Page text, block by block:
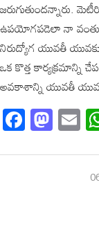
జరుగుతుందన్నారు.
ఉపయోగపడెలా నా వంతు
నిరుద్యోగ యువతీ
ఒక కొత్త కార్యక్రమాన్ని
అవకాశాన్ని యువతీ